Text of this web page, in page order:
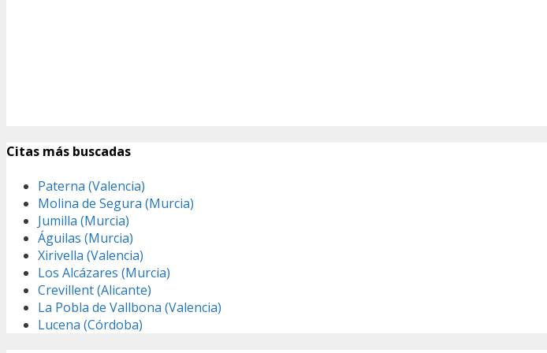
Citas más buscadas
Paterna (Valencia)
Molina de Segura (Murcia)
Jumilla (Murcia)
Águilas (Murcia)
Xirivella (Valencia)
Los Alcázares (Murcia)
Crevillent (Alicante)
La Pobla de Vallbona (Valencia)
Lucena (Córdoba)